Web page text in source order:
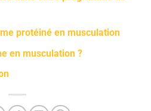
protéiné en musculation
en musculation ?